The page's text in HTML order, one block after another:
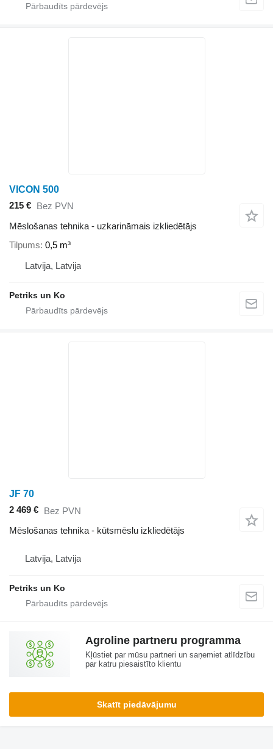
VICON 500
215 € Bez PVN
Mēslošanas tehnika - uzkarināmais izkliedētājs
Tilpums 0,5 m³
Latvija, Latvija
Petriks un Ko
JF 70
2 469 € Bez PVN
Mēslošanas tehnika - kūtsmēslu izkliedētājs
Latvija, Latvija
Petriks un Ko
Agroline partneru programma
Kļūstiet par mūsu partneri un saņemiet atlīdzību
par katru piesaistīto klientu
Skatīt piedāvājumu